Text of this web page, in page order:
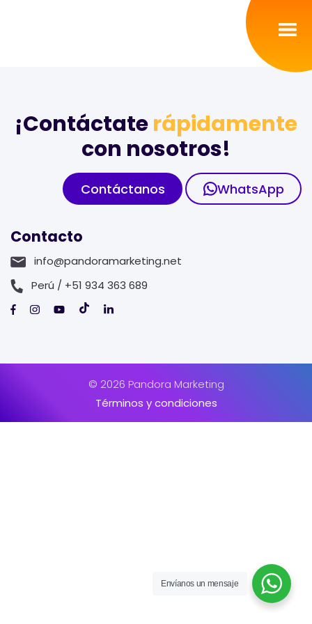
Portafolio
Contacto
Blog
Contacto
info@pandoramarketing.net
Perú / +51 934 363 689
¡Contáctaterápidamente
con nosotros!
Contáctanos WhatsApp
© 2026 Pandora Marketing
Términos y condiciones
Envíanos un mensaje